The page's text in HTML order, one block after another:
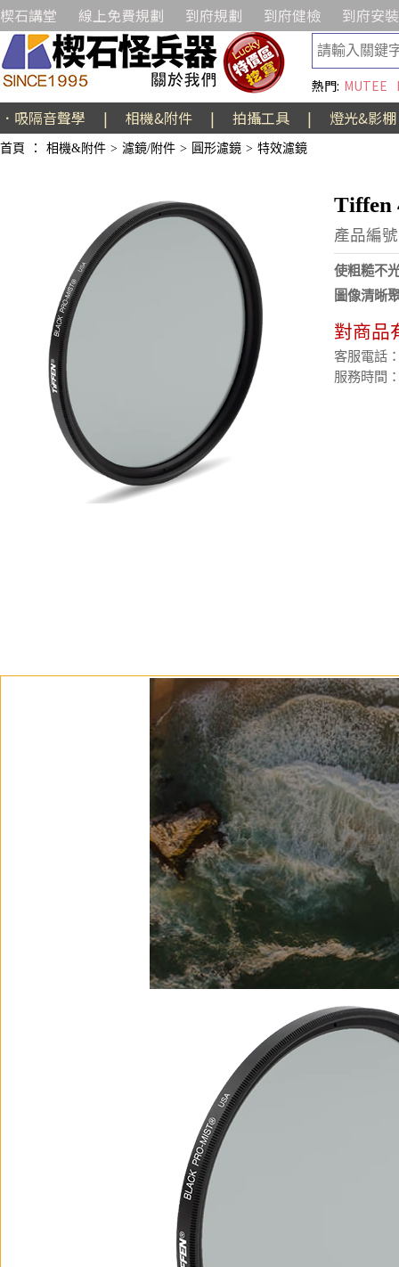
楔石講堂 線上免費規劃 到府規劃 到府健檢 到府安裝
熱門: MUTEE
．吸隔音聲學 | 相機&附件 | 拍攝工具 | 燈光&影棚
首頁 ： 相機&附件 > 濾鏡/附件 > 圓形濾鏡 > 特效濾鏡
Tiffen
產品編
使粗糙不
圖像清晰
對商品
客服電話
服務時間